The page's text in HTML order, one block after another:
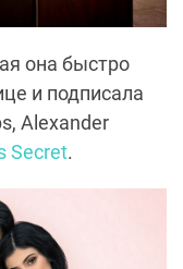
она быстро
и подписала
Alexander
Secret.